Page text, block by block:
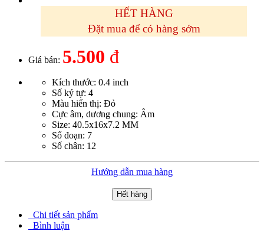
HẾT HÀNG
Đặt mua để có hàng sớm
Giá bán: 5.500 đ
Kích thước: 0.4 inch
Số ký tự: 4
Màu hiển thị: Đỏ
Cực âm, dương chung: Âm
Size: 40.5x16x7.2 MM
Số đoạn: 7
Số chân: 12
Hướng dẫn mua hàng
Hết hàng
Chi tiết sản phẩm
Bình luận